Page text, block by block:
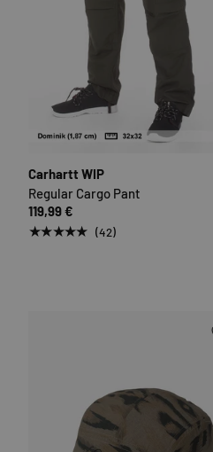
Carhartt WIP
Regular Cargo Pant
119,99 €
★★★★★ (42)